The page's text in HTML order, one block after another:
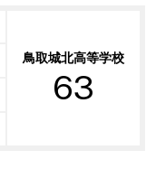
鳥取城北高等学校
63